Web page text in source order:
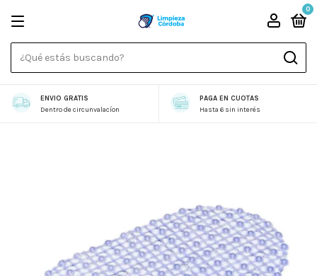
0
ENVIO GRATIS
Dentro de circunvalacíon
PAGA EN CUOTAS
Hasta 6 sin interés